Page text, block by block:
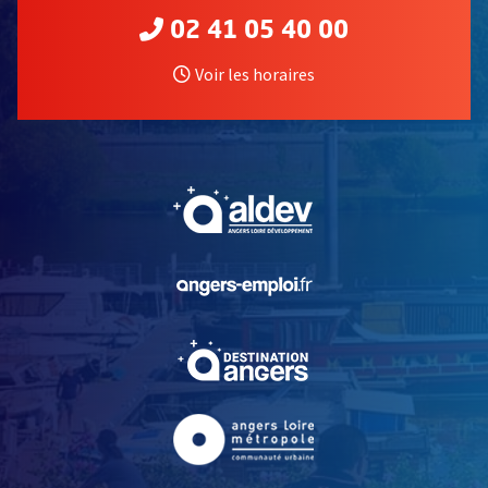
02 41 05 40 00
Voir les horaires
, Ouvre une nouvelle
, Ouvre une nouvelle